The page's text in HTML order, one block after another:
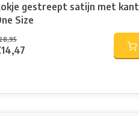
gestreept satijn met kant
Size